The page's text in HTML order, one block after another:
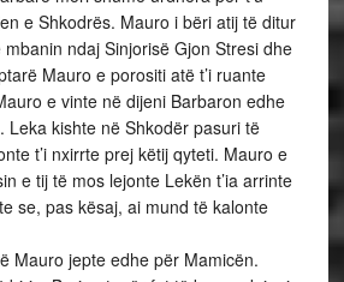
e Shkodrës. Mauro i bëri atij të ditur
ndaj Sinjorisë Gjon Stresi dhe
Mauro e porositi atë t’i ruante
e vinte në dijeni Barbaron edhe
Leka kishte në Shkodër pasuri të
t’i nxirrte prej këtij qyteti. Mauro e
e tij të mos lejonte Lekën t’ia arrinte
se, pas kësaj, ai mund të kalonte
Mauro jepte edhe për Mamicën.